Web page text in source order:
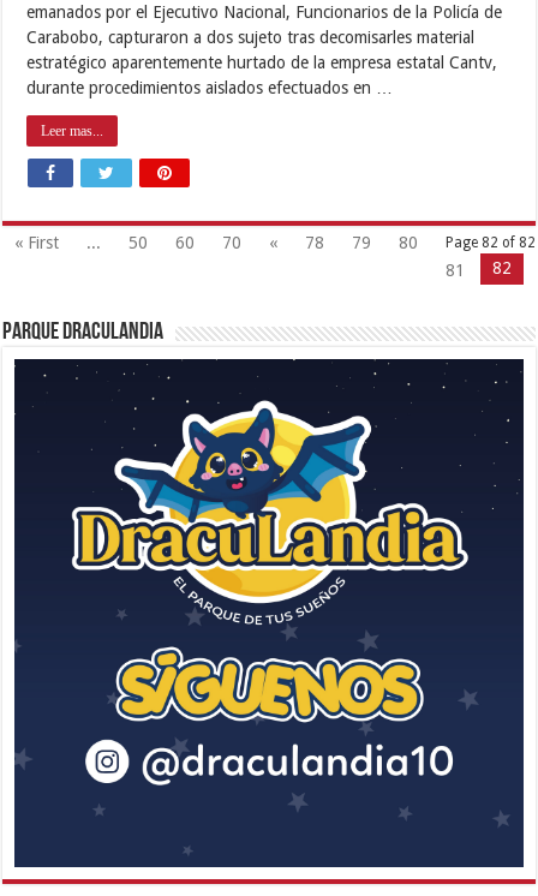
emanados por el Ejecutivo Nacional, Funcionarios de la Policía de
Carabobo, capturaron a dos sujeto tras decomisarles material
estratégico aparentemente hurtado de la empresa estatal Cantv,
durante procedimientos aislados efectuados en …
Leer mas...
Page 82 of 82
« First ... 50 60 70 « 78 79
80
81
82
Parque Draculandia